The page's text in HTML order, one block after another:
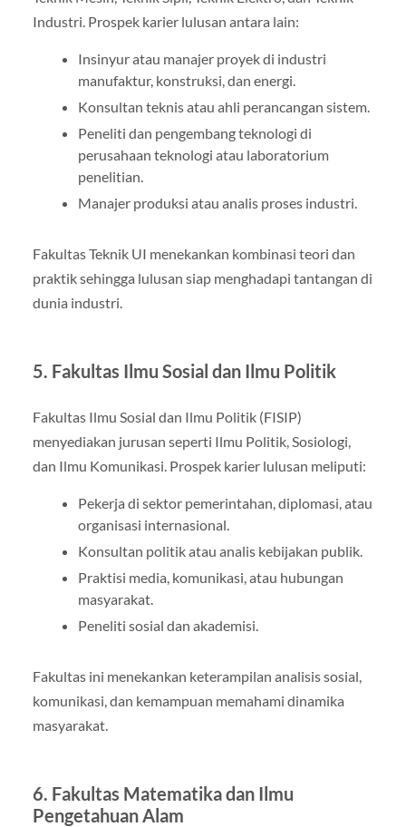
Industri. Prospek karier lulusan antara lain:
Insinyur atau manajer proyek di industri
manufaktur, konstruksi, dan energi.
Konsultan teknis atau ahli perancangan sistem.
Peneliti dan pengembang teknologi di
perusahaan teknologi atau laboratorium
penelitian.
Manajer produksi atau analis proses industri.
Fakultas Teknik UI menekankan kombinasi teori dan
praktik sehingga lulusan siap menghadapi tantangan di
dunia industri.
5. Fakultas Ilmu Sosial dan Ilmu Politik
Fakultas Ilmu Sosial dan Ilmu Politik (FISIP)
menyediakan jurusan seperti Ilmu Politik, Sosiologi,
dan Ilmu Komunikasi. Prospek karier lulusan meliputi:
Pekerja di sektor pemerintahan, diplomasi, atau
organisasi internasional.
Konsultan politik atau analis kebijakan publik.
Praktisi media, komunikasi, atau hubungan
masyarakat.
Peneliti sosial dan akademisi.
Fakultas ini menekankan keterampilan analisis sosial,
komunikasi, dan kemampuan memahami dinamika
masyarakat.
6. Fakultas Matematika dan Ilmu
Pengetahuan Alam